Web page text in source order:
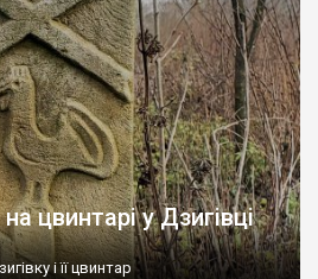
– ми точно не […]
цвинтарі у Дзигівці
і її цвинтар